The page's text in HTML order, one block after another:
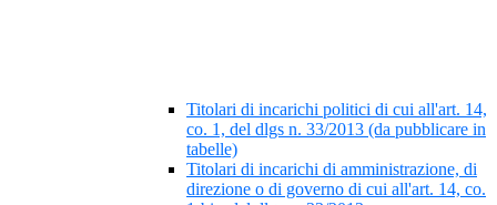
Titolari di incarichi politici di cui all'art. 14,
co. 1, del dlgs n. 33/2013 (da pubblicare in
tabelle)
Titolari di incarichi di amministrazione, di
direzione o di governo di cui all'art. 14, co.